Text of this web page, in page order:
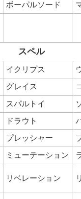
ボーパルソード
スペル
イクリプス
グレイス
スパルトイ
ドラウト
プレッシャー
ミューテーション
リベレーション